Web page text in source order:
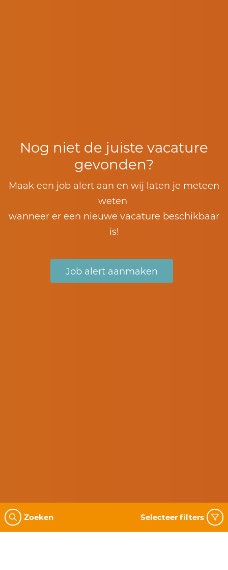
Zoeken Selecteer filters
Nog niet de juiste vacature
gevonden?
Maak een job alert aan en wij laten je meteen
weten
wanneer er een nieuwe vacature beschikbaar
is!
Job alert aanmaken